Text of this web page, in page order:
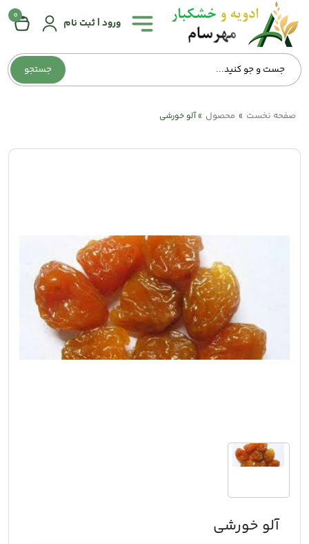
جستجو
ورود | ثبت نام
0
همه
دسته‌بندی‌ها
صفحه
اصلی
صفحه نخست » محصول »آلو خورشی
آلو خورشی